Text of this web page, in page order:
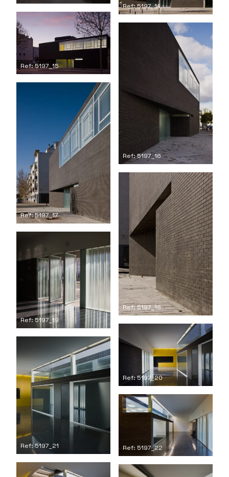
Ref: 5197_14
Ref: 5197_15
Ref: 5197_16
Ref: 5197_17
Ref: 5197_18
Ref: 5197_19
Ref: 5197_20
Ref: 5197_21 Ref: 5197_22